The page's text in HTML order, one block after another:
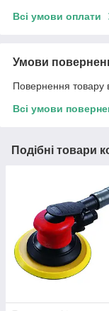
Всі умови оплати
Умови
Повернення товару
Всі умови
Подібні товари